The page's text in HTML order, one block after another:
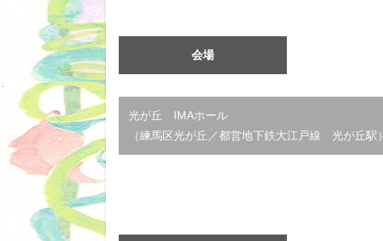
会場
光が丘 IMAホール
（練馬区光が丘／都営地下鉄大江戸線 光が丘駅）